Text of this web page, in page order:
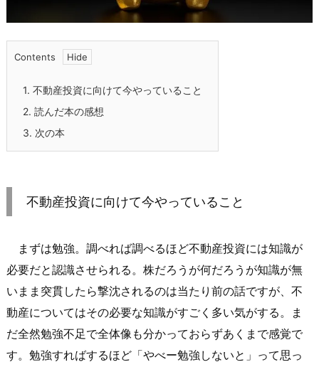
Contents
1. 不動産投資に向けて今やっていること
2. 読んだ本の感想
3. 次の本
不動産投資に向けて今やっていること
まずは勉強。調べれば調べるほど不動産投資には知識が
必要だと認識させられる。株だろうが何だろうが知識が無
いまま突貫したら撃沈されるのは当たり前の話ですが、不
動産についてはその必要な知識がすごく多い気がする。ま
だ全然勉強不足で全体像も分かっておらずあくまで感覚で
す。勉強すればするほど「やべー勉強しないと」って思っ